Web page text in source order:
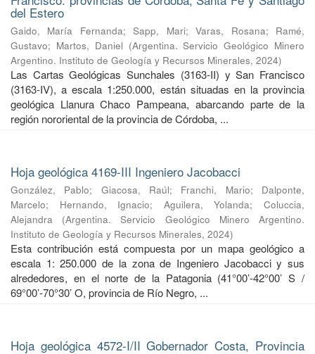
del Estero
Gaido, María Fernanda;Sapp, Mari;Varas, Rosana; Ramé,
Gustavo; Martos, Daniel (Argentina. Servicio Geológico Minero
Argentino. Instituto de Geología y Recursos Minerales, 2024)
Las Cartas Geológicas Sunchales (3163-II) y San Francisco
(3163-IV), a escala 1:250.000, están situadas en la provincia
geológica Llanura Chaco Pampeana, abarcando parte de la
región nororiental de la provincia de Córdoba, ...
Hoja geológica 4169-III Ingeniero Jacobacci
González, Pablo; Giacosa, Raúl; Franchi, Mario; Dalponte,
Marcelo; Hernando, Ignacio; Aguilera, Yolanda;Coluccia,
Alejandra
(Argentina. Servicio Geológico Minero Argentino.
Instituto de Geología y Recursos Minerales, 2024)
Esta contribución está compuesta por un mapa geológico a
escala 1: 250.000 de la zona de Ingeniero Jacobacci y sus
alrededores, en el norte de la Patagonia (41°00’-42°00’ S /
69°00’-70°30’ O, provincia de Río Negro, ...
Hoja geológica 4572-I/II Gobernador Costa, Provincia